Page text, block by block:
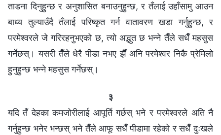
ताडना दिनुहुन्छ र अनुशासित बनाउनुहुन्छ, र तँलाई उहाँसामु आउन
बाध्य तुल्याउँदै तँलाई परिष्कृत गर्न वातावरण खडा गर्नुहुन्छ, र
परमेश्‍वरले जे गरिरहनुभएको छ, त्यो अद्भुत छ भन्ने तैँले सधैँ महसुस
गर्नेछस्। यसरी तैँले धेरै पीडा नभए झैँ अनि परमेश्‍वर निकै प्रेमिलो
हुनुहुन्छ भन्ने महसुस गर्नेछस्।
३
यदि तँ देहका कमजोरीलाई आपूर्ति गर्छस् भने र परमेश्‍वरले अति नै
गर्नुहुन्छ भनेर भन्छस् भने तैँले आफू सधैँ पीडामा रहेको र सधैँ दुःखले